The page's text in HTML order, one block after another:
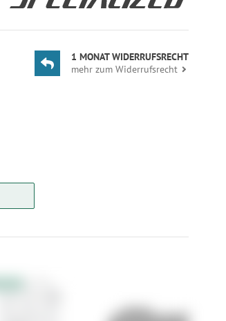
1 MONAT WIDERRUFSRECHT
mehr zum Widerrufsrecht